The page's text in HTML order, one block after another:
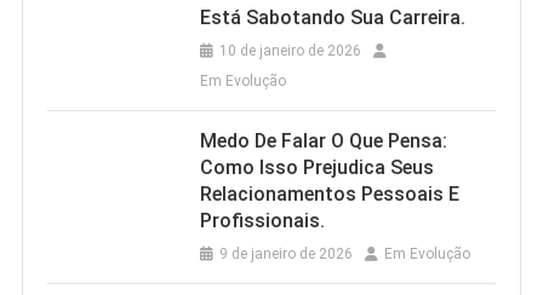
Está Sabotando Sua Carreira.
10 de janeiro de 2026
Em Evolução
Medo De Falar O Que Pensa:
Como Isso Prejudica Seus
Relacionamentos Pessoais E
Profissionais.
9 de janeiro de 2026 Em Evolução